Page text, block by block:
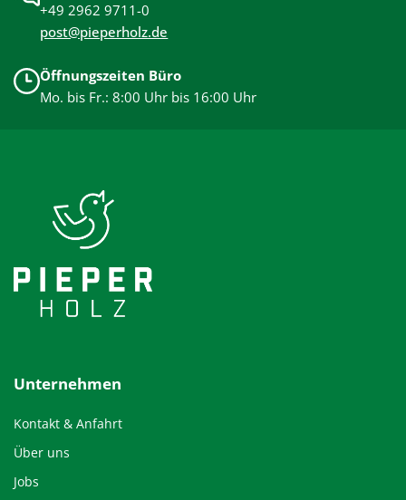
+49 2962 9711-0
post@pieperholz.de
Öffnungszeiten Büro
Mo. bis Fr.: 8:00 Uhr bis 16:00 Uhr
Unternehmen
Kontakt & Anfahrt
Über uns
Jobs